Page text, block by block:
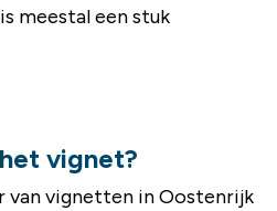
meestal een stuk
vignet?
van vignetten in Oostenrijk